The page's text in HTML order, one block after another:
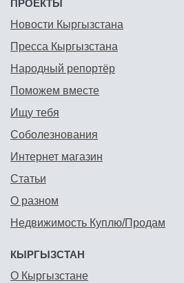
ПРОЕКТЫ
Новости Кыргызстана
Пресса Кыргызстана
Народный репортёр
Поможем вместе
Ищу тебя
Соболезнования
Интернет магазин
Статьи
О разном
Недвижимость Куплю/Продам
КЫРГЫЗСТАН
О Кыргызстане